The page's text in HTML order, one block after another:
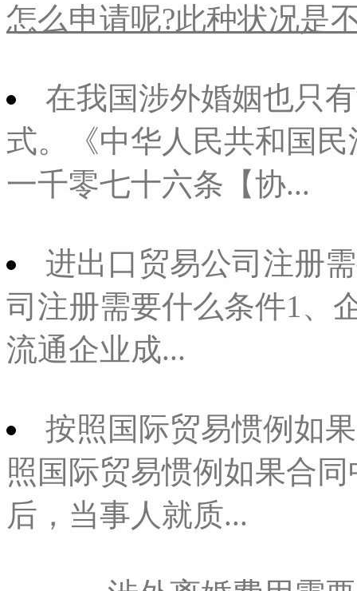
怎么申请呢?此种状况是
在我国涉外婚姻也只
式。《中华人民共和国
一千零七十六条【协...
进出口贸易公司注册
司注册需要什么条件1、
流通企业成...
按照国际贸易惯例如
照国际贸易惯例如果合
后，当事人就质...